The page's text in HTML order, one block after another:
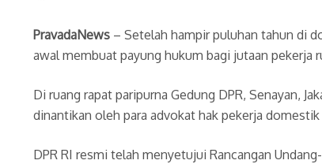
PravadaNews – Setelah hampir puluhan tahun di
awal membuat payung hukum bagi jutaan pekerja
Di ruang rapat paripurna Gedung DPR, Senayan,
dinantikan oleh para advokat hak pekerja
DPR RI resmi telah menyetujui Rancangan